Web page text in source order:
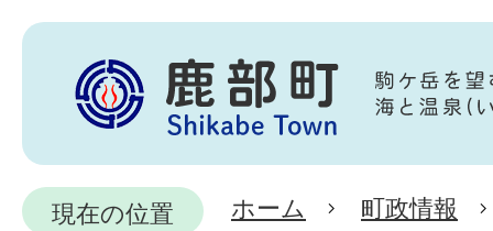
現在の位置 ホーム 町政情報